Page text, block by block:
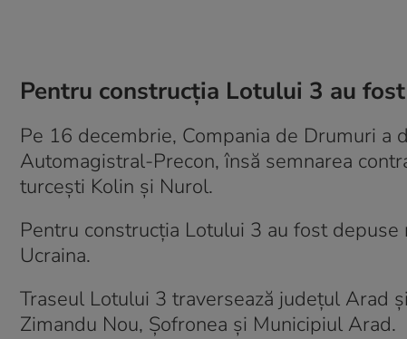
Pentru construcția Lotului 3 au
Pe 16 decembrie, Compania de Drumuri a
Automagistral-Precon, însă semnarea
turcești Kolin și Nurol.
Pentru construcția Lotului 3 au fost
Ucraina.
Traseul Lotului 3 traversează județul Arad
Zimandu Nou, Șofronea și Municipiul Arad.